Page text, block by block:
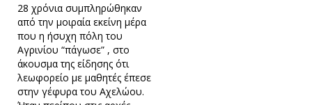
28 χρόνια συμπληρώθηκαν
από την μοιραία εκείνη μέρα
που η ήσυχη πόλη του
Αγρινίου “πάγωσε” , στο
άκουσμα της είδησης ότι
λεωφορείο με μαθητές έπεσε
στην γέφυρα του Αχελώου.